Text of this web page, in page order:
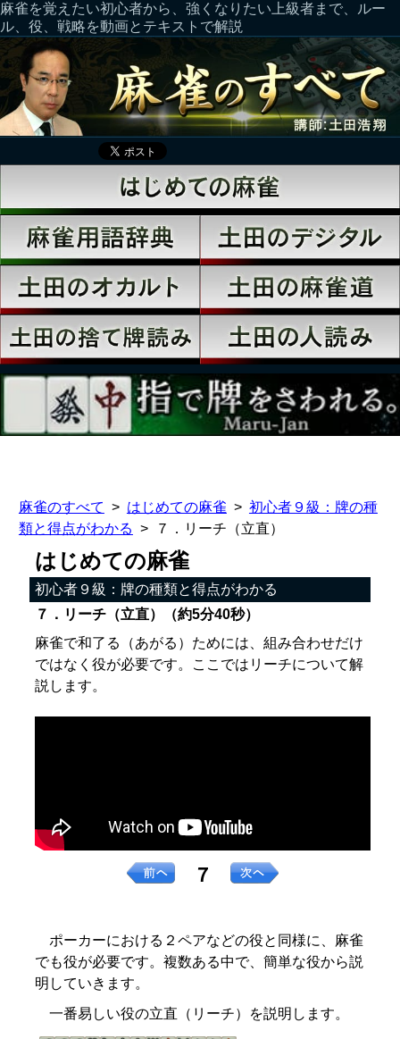
麻雀を覚えたい初心者から、強くなりたい上級者まで、ルー
ル、役、戦略を動画とテキストで解説
麻雀のすべて はじめての麻雀
初心者９級：牌の種
類と得点がわかる
７．リーチ（立直）
はじめての麻雀
初心者９級：牌の種類と得点がわかる
７．リーチ（立直）（約5分40秒）
麻雀で和了る（あがる）ためには、組み合わせだけ
ではなく役が必要です。ここではリーチについて解
説します。
７
ポーカーにおける２ペアなどの役と同様に、麻雀
でも役が必要です。複数ある中で、簡単な役から説
明していきます。
一番易しい役の立直（リーチ）を説明します。